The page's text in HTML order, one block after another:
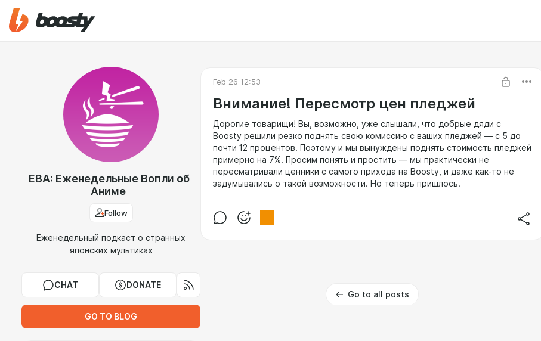
ЕВА: Еженедельные Вопли об
Аниме
Follow
Еженедельный подкаст о странных
японских мультиках
CHAT DONATE
GO TO BLOG
Feb 26 12:53
Внимание! Пересмотр цен пледжей
Дорогие товарищи! Вы, возможно, уже слышали, что добрые дяди с
Boosty решили резко поднять свою комиссию с ваших пледжей — с 5 до
почти 12 процентов. Поэтому и мы вынуждены поднять стоимость пледжей
примерно на 7%. Просим понять и простить — мы практически не
пересматривали ценники с самого прихода на Boosty, и даже как-то не
задумывались о такой возможности. Но теперь пришлось.
Go to all posts